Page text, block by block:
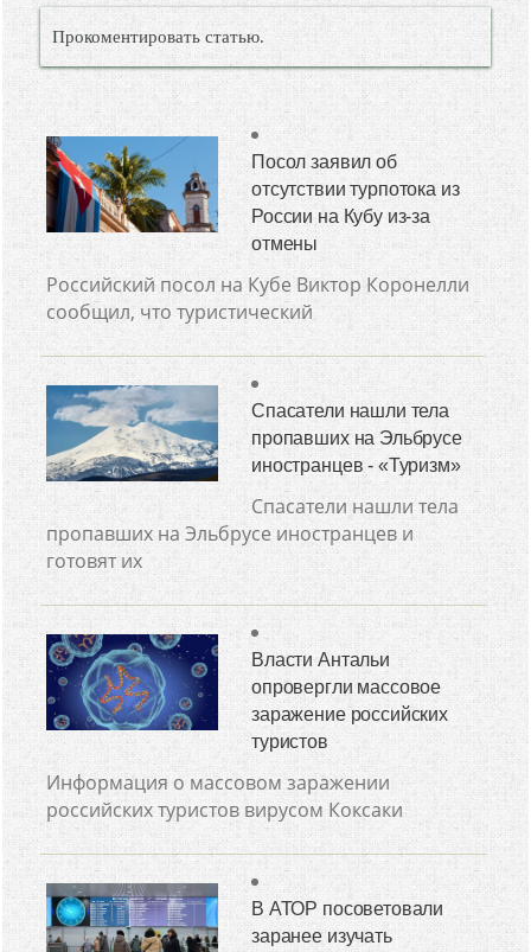
Прокоментировать статью.
Посол заявил об
отсутствии турпотока из
России на Кубу из-за
отмены
Российский посол на Кубе Виктор Коронелли
сообщил, что туристический
Спасатели нашли тела
пропавших на Эльбрусе
иностранцев - «Туризм»
Спасатели нашли тела
пропавших на Эльбрусе иностранцев и
готовят их
Власти Антальи
опровергли массовое
заражение российских
туристов
Информация о массовом заражении
российских туристов вирусом Коксаки
В АТОР посоветовали
заранее изучать